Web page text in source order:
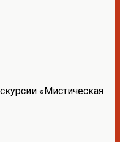
«Мистическая